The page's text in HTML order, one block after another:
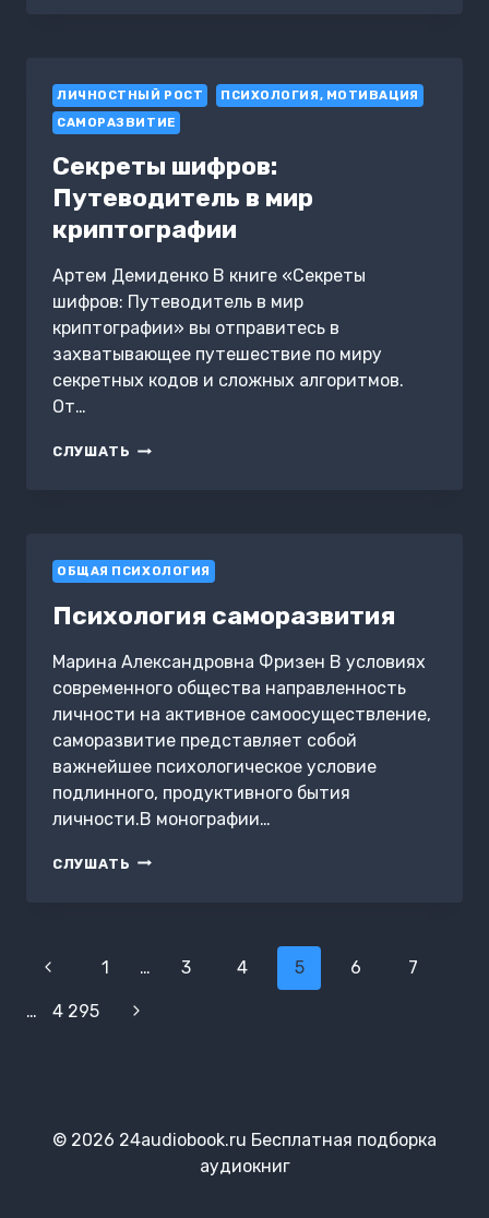
ЛИЧНОСТНЫЙ РОСТ
ПСИХОЛОГИЯ, МОТИВАЦИЯ
САМОРАЗВИТИЕ
Секреты шифров:
Путеводитель в мир
криптографии
Артем Демиденко В книге «Секреты
шифров: Путеводитель в мир
криптографии» вы отправитесь в
захватывающее путешествие по миру
секретных кодов и сложных алгоритмов.
От…
СЛУШАТЬ СЕКРЕТЫ
ОБЩАЯ ПСИХОЛОГИЯ
Психология саморазвития
Марина Александровна Фризен В условиях
современного общества направленность
личности на активное самоосуществление,
саморазвитие представляет собой
важнейшее психологическое условие
подлинного, продуктивного бытия
личности.В монографии…
СЛУШАТЬ ПСИХОЛОГИЯ
Навигация
страницам
Предыдущая
страница
1 … 3 4 5 6 7
… 4 295
Следующая
© 2026 24audiobook.ru Бесплатная подборка
аудиокниг